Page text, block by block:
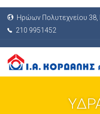
Ηρώων Πολυτεχνείου 38,
210 9951452